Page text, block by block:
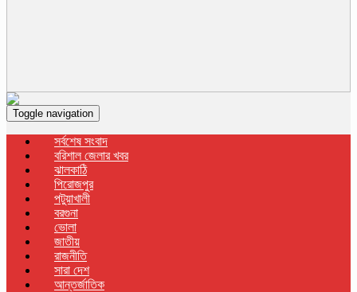
Toggle navigation
সর্বশেষ সংবাদ
বরিশাল জেলার খবর
ঝালকাঠি
পিরোজপুর
পটুয়াখালী
বরগুনা
ভোলা
জাতীয়
রাজনীতি
সারা দেশ
আন্তর্জাতিক